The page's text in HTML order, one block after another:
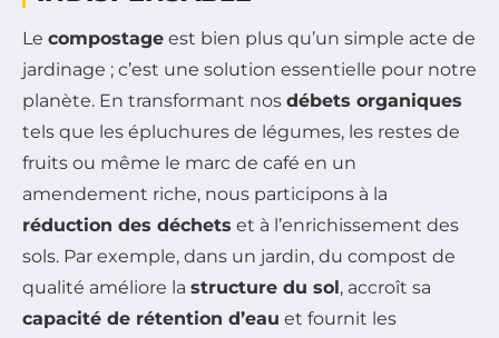
Le compostage est bien plus qu’un simple acte de
jardinage ; c’est une solution essentielle pour notre
planète. En transformant nos débets organiques
tels que les épluchures de légumes, les restes de
fruits ou même le marc de café en un
amendement riche, nous participons à la
réduction des déchets et à l’enrichissement des
sols. Par exemple, dans un jardin, du compost de
qualité améliore la structure du sol , accroît sa
capacité de rétention d’eau et fournit les